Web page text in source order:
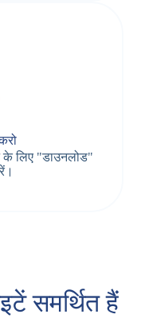
के लिए "डाउनलोड"
समर्थित हैं